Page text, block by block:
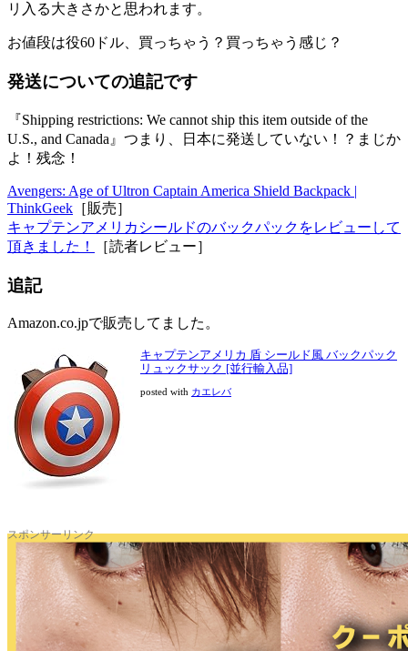
リ入る大きさかと思われます。
お値段は役60ドル、買っちゃう？買っちゃう感じ？
発送についての追記です
『Shipping restrictions: We cannot ship this item outside of the
U.S., and Canada』つまり、日本に発送していない！？まじか
よ！残念！
Avengers: Age of Ultron Captain America Shield Backpack |
ThinkGeek ［販売］
キャプテンアメリカシールドのバックパックをレビューして
頂きました！
［読者レビュー］
追記
Amazon.co.jpで販売してました。
キャプテンアメリカ 盾 シールド風 バックパック
リュックサック [並行輸入品]
posted with カエレバ